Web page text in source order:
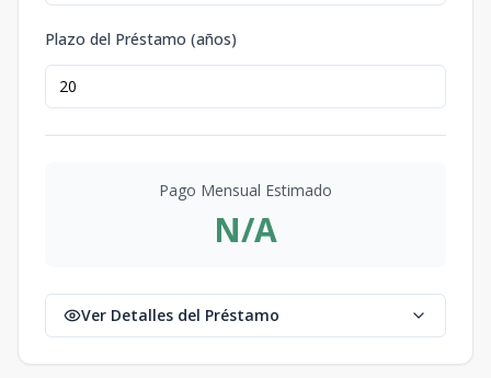
Plazo del Préstamo (años)
Pago Mensual Estimado
N/A
Ver Detalles del Préstamo